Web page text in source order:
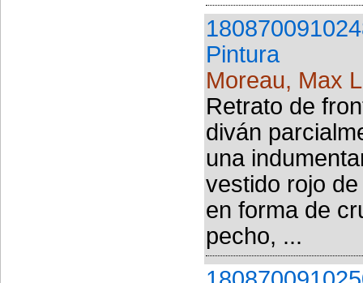
Pintura
Moreau, Max
Retrato de
diván
una
vestido rojo
en forma de
pecho, ...